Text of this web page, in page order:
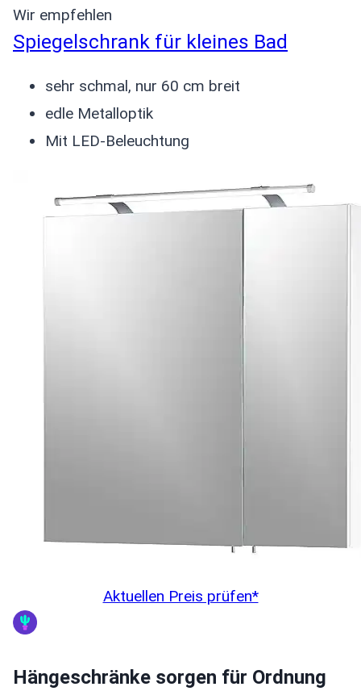
Wir empfehlen
Spiegelschrank für kleines Bad
sehr schmal, nur 60 cm breit
edle Metalloptik
Mit LED-Beleuchtung
Aktuellen Preis prüfen*
Hängeschränke sorgen für Ordnung